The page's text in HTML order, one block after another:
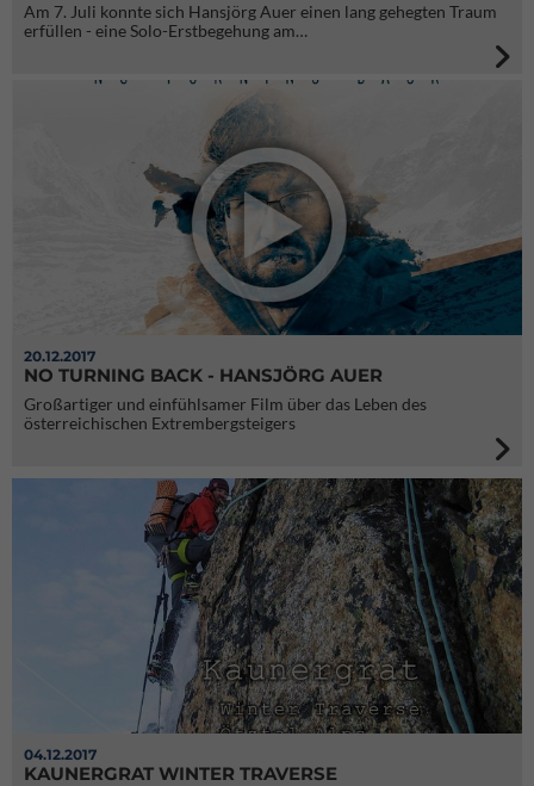
Am 7. Juli konnte sich Hansjörg Auer einen lang gehegten Traum
erfüllen - eine Solo-Erstbegehung am…
20.12.2017
NO TURNING BACK - HANSJÖRG AUER
Großartiger und einfühlsamer Film über das Leben des
österreichischen Extrembergsteigers
04.12.2017
KAUNERGRAT WINTER TRAVERSE